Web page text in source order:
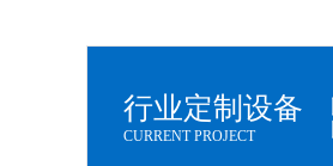
行业定制设备
CURRENT PROJECT